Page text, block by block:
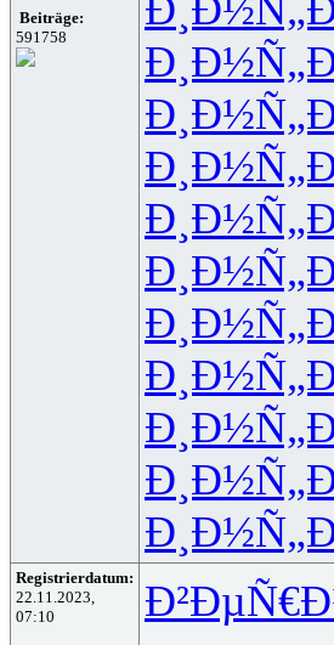
Beiträge:
591758
Registrierdatum:
22.11.2023,
07:10